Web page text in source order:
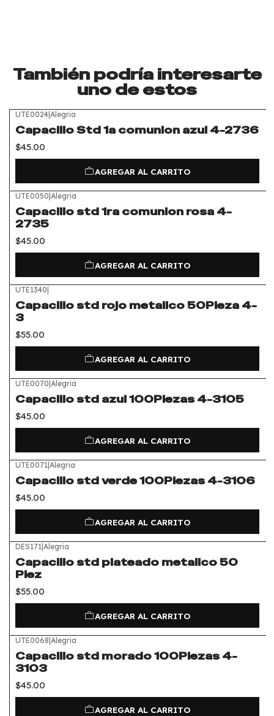
También podría interesarte
uno de estos
UTE0024|Alegria
Capacillo Std 1a comunion azul 4-2736
$45.00
AGREGAR AL CARRITO
UTE0050|Alegria
Capacillo std 1ra comunion rosa 4-
2735
$45.00
AGREGAR AL CARRITO
UTE1340|
Capacillo std rojo metalico 50Pieza 4-
3
$55.00
AGREGAR AL CARRITO
UTE0070|Alegria
Capacillo std azul 100Piezas 4-3105
$45.00
AGREGAR AL CARRITO
UTE0071|Alegria
Capacillo std verde 100Piezas 4-3106
$45.00
AGREGAR AL CARRITO
DES171|Alegria
Capacillo std plateado metalico 50
Piez
$55.00
AGREGAR AL CARRITO
UTE0068|Alegria
Capacillo std morado 100Piezas 4-
3103
$45.00
AGREGAR AL CARRITO